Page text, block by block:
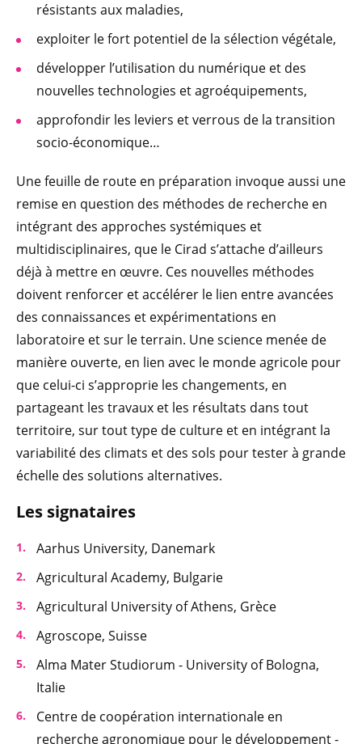
résistants aux maladies,
exploiter le fort potentiel de la sélection végétale,
développer l’utilisation du numérique et des
nouvelles technologies et agroéquipements,
approfondir les leviers et verrous de la transition
socio-économique…
Une feuille de route en préparation invoque aussi une
remise en question des méthodes de recherche en
intégrant des approches systémiques et
multidisciplinaires, que le Cirad s’attache d’ailleurs
déjà à mettre en œuvre. Ces nouvelles méthodes
doivent renforcer et accélérer le lien entre avancées
des connaissances et expérimentations en
laboratoire et sur le terrain. Une science menée de
manière ouverte, en lien avec le monde agricole pour
que celui-ci s’approprie les changements, en
partageant les travaux et les résultats dans tout
territoire, sur tout type de culture et en intégrant la
variabilité des climats et des sols pour tester à grande
échelle des solutions alternatives.
Les signataires
Aarhus University, Danemark
Agricultural Academy, Bulgarie
Agricultural University of Athens, Grèce
Agroscope, Suisse
Alma Mater Studiorum - University of Bologna,
Italie
Centre de coopération internationale en
recherche agronomique pour le développement -